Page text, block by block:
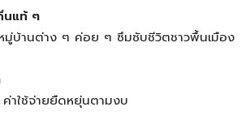
นแท้ ๆ
หมู่บ้านต่าง ๆ ค่อย ๆ ซึมซับชีวิตชาวพื้นเมือง
ค่าใช้จ่ายยืดหยุ่นตามงบ